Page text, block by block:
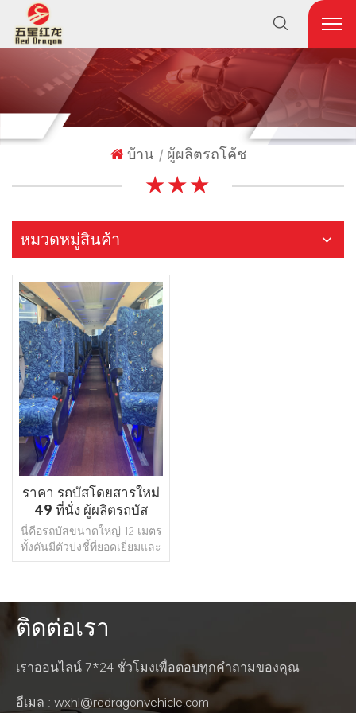
บ้าน | ผู้ผลิตรถโค้ช
★ ★ ★
หมวดหมู่สินค้า
ราคา รถบัสโดยสารใหม่
49 ที่นั่ง ผู้ผลิตรถบัส
ระหว่างเมือง
นี่คือรถบัสขนาดใหญ่ 12 เมตร
ทั้งคันมีตัวบ่งชี้ที่ยอดเยี่ยมและ
ระดับรถบัสถึงระดับสูง ส่วน
อ่านเพิ่มเติม
ติดต่อเรา
เราออนไลน์ 7*24 ชั่วโมงเพื่อตอบทุกคำถามของคุณ
อีเมล : wxhl@redragonvehicle.com